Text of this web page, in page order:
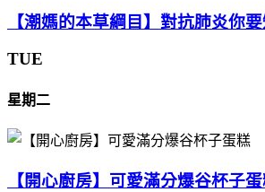
【潮媽的本草綱目】對抗肺炎你要
TUE
星期二
【開心廚房】可愛滿分爆谷杯子